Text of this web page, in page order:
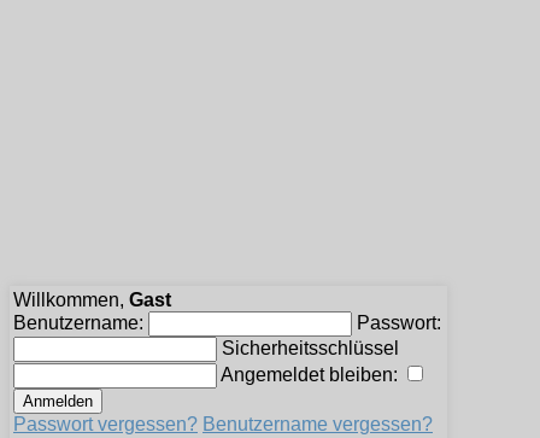
Willkommen, Gast
Benutzername:
Passwort:
Sicherheitsschlüssel
Angemeldet bleiben:
Passwort vergessen? Benutzername vergessen?